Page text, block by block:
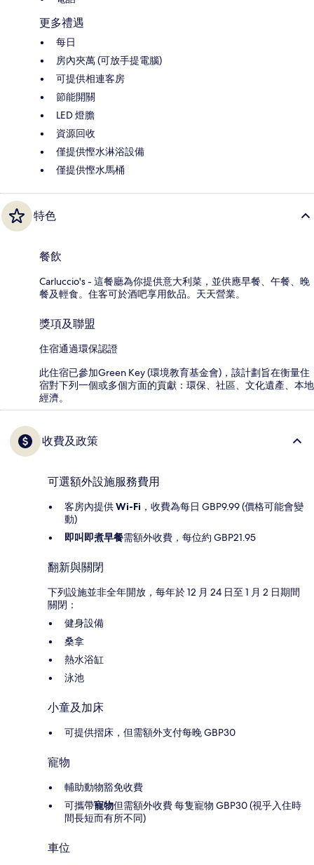
更多禮遇
每日
房內夾萬 (可放手提電腦)
可提供相連客房
節能開關
LED 燈膽
資源回收
僅提供慳水淋浴設備
僅提供慳水馬桶
特色
餐飲
Carluccio's - 這餐廳為你提供意大利菜，並供應早餐、午餐、晚
餐及輕食。住客可於酒吧享用飲品。天天營業。
獎項及聯盟
住宿通過環保認證
此住宿已參加Green Key (環境教育基金會)，該計劃旨在衡量住
宿對下列一個或多個方面的貢獻：環保、社區、文化遺產、本地
經濟。
收費及政策
可選額外設施服務費用
客房內提供Wi-Fi ，收費為每日 GBP9.99 (價格可能會變
動)
即叫即煮早餐需額外收費，每位約 GBP21.95
翻新與關閉
下列設施並非全年開放，每年於 12 月 24 日至 1 月 2 日期間
關閉：
健身設備
桑拿
熱水浴缸
泳池
小童及加床
可提供摺床，但需額外支付每晚 GBP30
寵物
輔助動物豁免收費
可攜帶寵物但需額外收費 每隻寵物 GBP30 (視乎入住時
間長短而有所不同)
車位